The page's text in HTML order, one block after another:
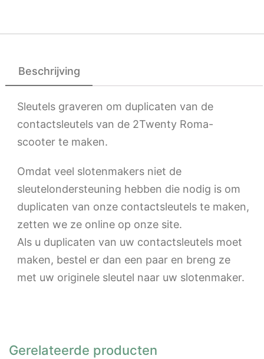
Beschrijving
Sleutels graveren om duplicaten van de
contactsleutels van de 2Twenty Roma-
scooter te maken.
Omdat veel slotenmakers niet de
sleutelondersteuning hebben die nodig is om
duplicaten van onze contactsleutels te maken,
zetten we ze online op onze site.
Als u duplicaten van uw contactsleutels moet
maken, bestel er dan een paar en breng ze
met uw originele sleutel naar uw slotenmaker.
Gerelateerde producten